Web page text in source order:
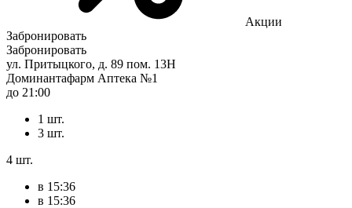
Акции
Забронировать
Забронировать
ул. Притыцкого, д. 89 пом. 13Н
Доминантафарм Аптека №1
до 21:00
1 шт.
3 шт.
4 шт.
в 15:36
в 15:36